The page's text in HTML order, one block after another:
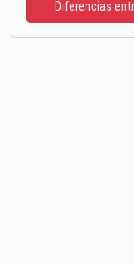
Diferencias